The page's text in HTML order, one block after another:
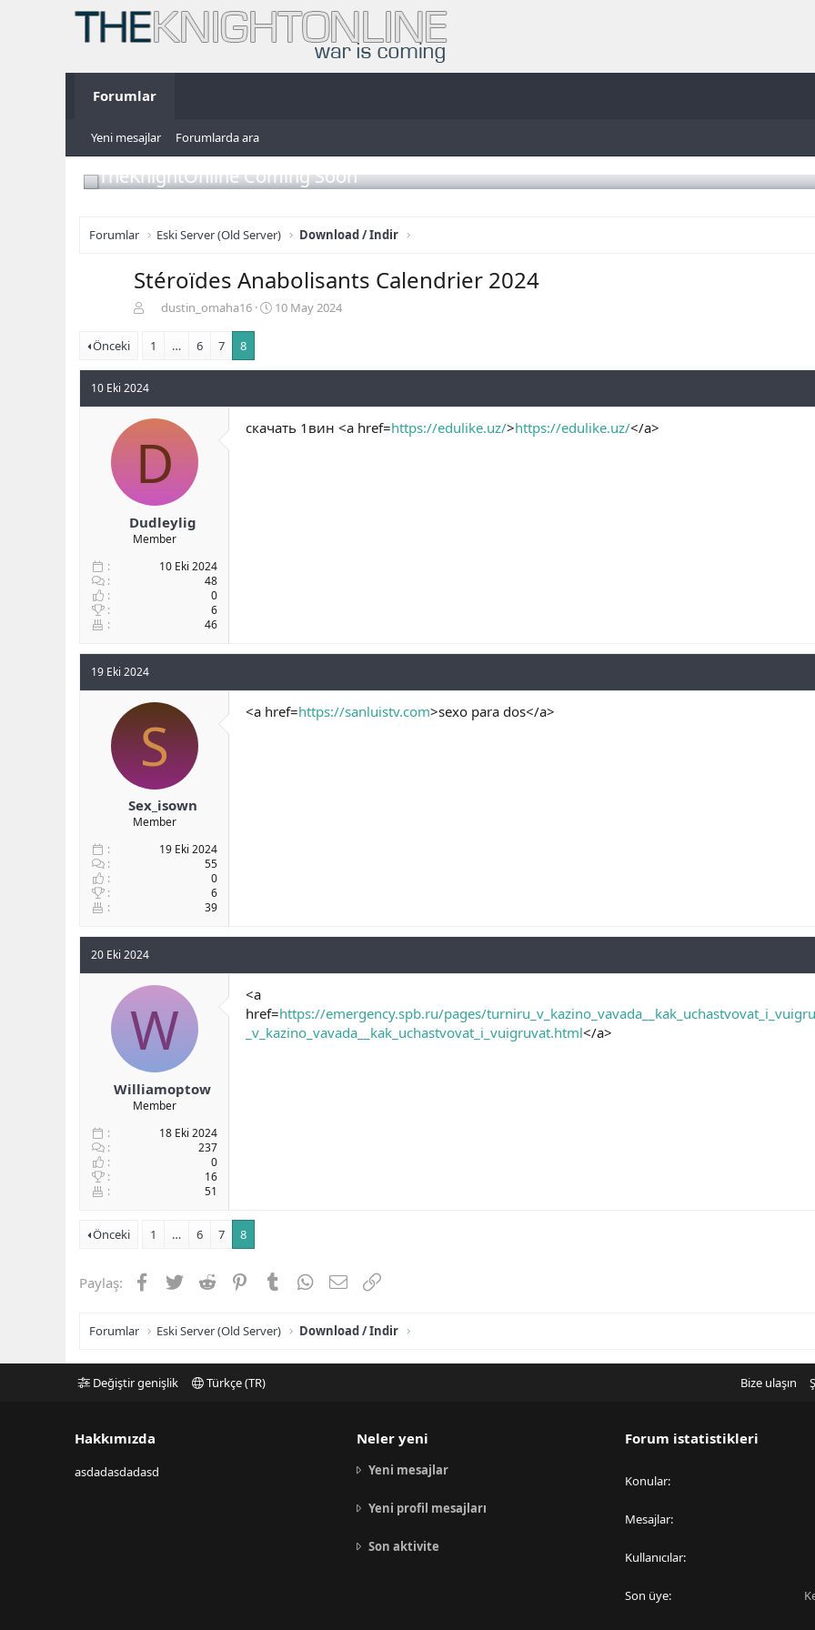
Forumlar
Yeni mesajlar Forumlarda ara
TheKnightOnline Coming Soon
Forumlar Eski Server (Old Server) Download / Indir
Stéroïdes Anabolisants Calendrier 2024
n
u
y
u
b
ş
a
t
a
n
dustin_omaha16
B
a
g
ç
10 May 2024
Önceki 1 … 6 7 8
10 Eki 2024
D
Dudleylig
Member
10 Eki 2024
48
0
6
46
скачать 1вин <a href=https://edulike.uz/>https://edulike.uz/</a>
19 Eki 2024
S
Sex_isown
Member
19 Eki 2024
55
0
6
39
<a href=https://sanluistv.com>sexo para dos</a>
20 Eki 2024
W
Williamoptow
Member
18 Eki 2024
237
0
16
51
<a
href=https://emergency.spb.ru/pages/
_v_kazino_vavada__kak_uchastvovat_i_vuigruvat.html</a>
Önceki 1 … 6 7 8
Paylaş: Facebook
TwitterReddit PinterestTumblrWhatsApp
E-postaLink
Forumlar Eski Server (Old Server) Download / Indir
Değiştir genişlik Türkçe (TR) Bize ulaşın
Hakkımızda
asdadasdadasd
Neler yeni
Yeni mesajlar
Yeni profil mesajları
Son aktivite
Forum istatistikleri
Konular
Mesajlar
Kullanıcılar
Son üye